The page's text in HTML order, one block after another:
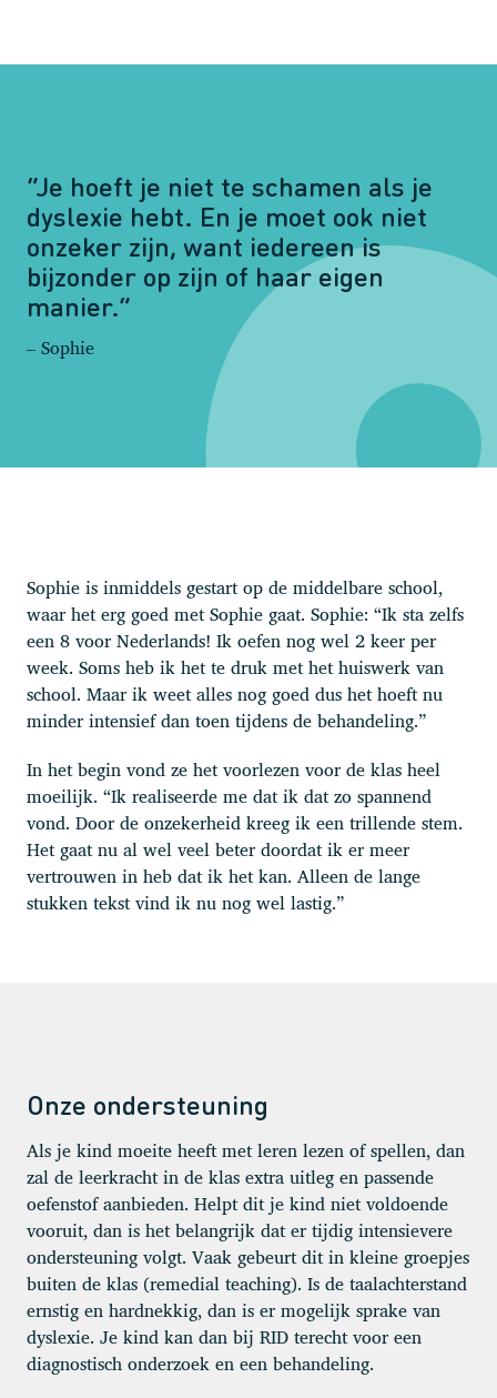
“Je hoeft je niet te schamen als je
dyslexie hebt. En je moet ook niet
onzeker zijn, want iedereen is
bijzonder op zijn of haar eigen
manier.”
– Sophie
Sophie is inmiddels gestart op de middelbare school,
waar het erg goed met Sophie gaat. Sophie: “Ik sta zelfs
een 8 voor Nederlands! Ik oefen nog wel 2 keer per
week. Soms heb ik het te druk met het huiswerk van
school. Maar ik weet alles nog goed dus het hoeft nu
minder intensief dan toen tijdens de behandeling.”
In het begin vond ze het voorlezen voor de klas heel
moeilijk. “Ik realiseerde me dat ik dat zo spannend
vond. Door de onzekerheid kreeg ik een trillende stem.
Het gaat nu al wel veel beter doordat ik er meer
vertrouwen in heb dat ik het kan. Alleen de lange
stukken tekst vind ik nu nog wel lastig.”
Onze ondersteuning
Als je kind moeite heeft met leren lezen of spellen, dan
zal de leerkracht in de klas extra uitleg en passende
oefenstof aanbieden. Helpt dit je kind niet voldoende
vooruit, dan is het belangrijk dat er tijdig intensievere
ondersteuning volgt. Vaak gebeurt dit in kleine groepjes
buiten de klas (remedial teaching). Is de taalachterstand
ernstig en hardnekkig, dan is er mogelijk sprake van
dyslexie. Je kind kan dan bij RID terecht voor een
diagnostisch onderzoek en een behandeling.